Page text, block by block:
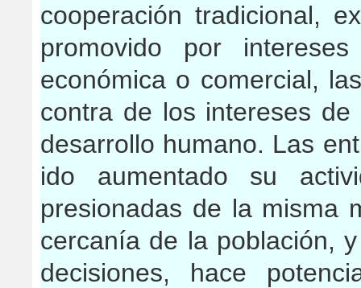
cooperación tradicional,
promovido por
económica o comercial,
contra de los intereses
desarrollo humano. Las
ido aumentado su
presionadas de la misma
cercanía de la población,
decisiones, hace